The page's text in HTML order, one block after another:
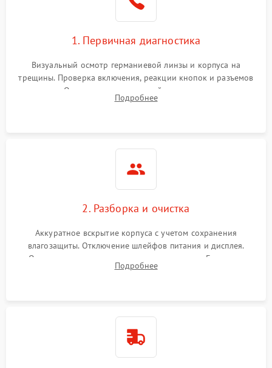
Экран (дисплей)1. Первичная диагностика
Визуальный осмотр германиевой линзы и корпуса на
трещины. Проверка включения, реакции кнопок и разъемов
зарядки. Оценка вывода тепловой сигнатуры на экран,
проверка базовых функций и считывание системных
Подробнее
2. Разборка и очистка
Аккуратное вскрытие корпуса с учетом сохранения
влагозащиты. Отключение шлейфов питания и дисплея.
Очистка внутренних плат от окислов и пыли. Бережная
обработка германиевого объектива специализированными
Подробнее